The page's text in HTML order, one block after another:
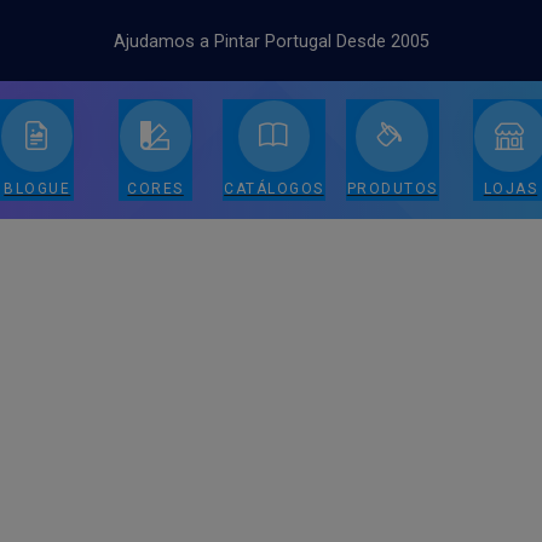
Ajudamos a Pintar Portugal Desde 2005
BLOGUE CORES CATÁLOGOS PRODUTOS LOJAS